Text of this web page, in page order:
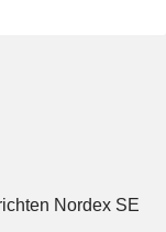
Nordex SE